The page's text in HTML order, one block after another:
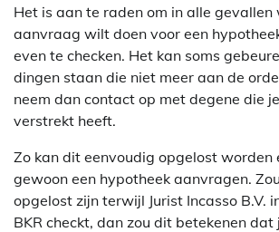
Het is aan te raden om in alle gevallen
aanvraag wilt doen voor een
even te checken. Het kan soms
dingen staan die niet meer aan de
neem dan contact op met degene die
verstrekt heeft.
Zo kan dit eenvoudig opgelost worden
gewoon een hypotheek aanvragen.
opgelost zijn terwijl Jurist Incasso B.V.
BKR checkt, dan zou dit betekenen